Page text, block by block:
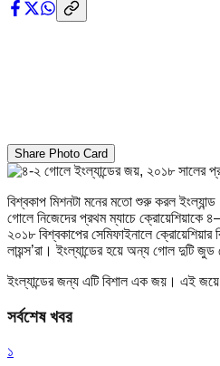
Share Photo Card
বিশ্বকাপ মিশনটা মনের মতো শুরু করল
গোলে নিজেদের প্রথম ম্যাচে ক্রোয়েশিয়াকে
২০১৮ বিশ্বকাপের সেমিফাইনালে ক্রোয়েশিয়ার
লায়ন্স’রা। ইংল্যান্ডের হয়ে অন্য গোল দুটি জুড
ইংল্যান্ডের জন্য এটি বিশাল এক জয়। এই জয়ে
সর্বশেষ খবর
১